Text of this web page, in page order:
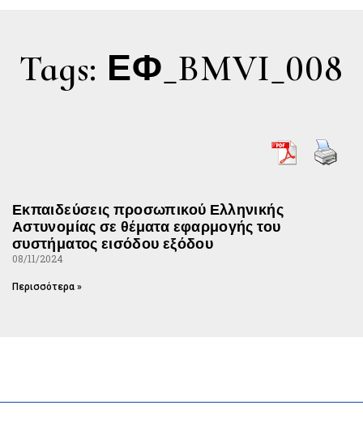
Tags: ΕΦ_BMVI_008
Εκπαιδεύσεις προσωπικού Ελληνικής
Αστυνομίας σε θέματα εφαρμογής του
συστήματος εισόδου εξόδου
08/11/2024
Περισσότερα »